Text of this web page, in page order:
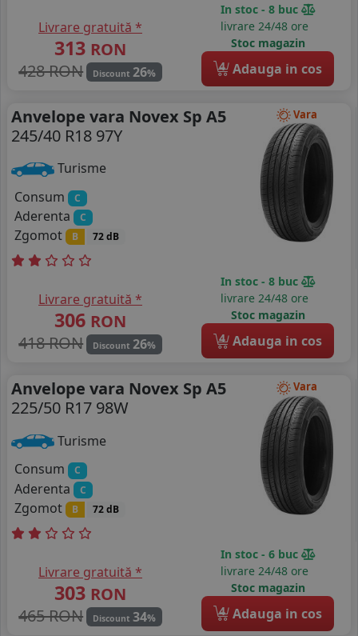
Livrare gratuită *
313 RON
428 RON
Discount 26%
In stoc - 8 buc
livrare 24/48 ore
Stoc magazin
4 Adauga in cos
Vara
Anvelope vara Novex Sp A5
245/40 R18 97Y
Turisme
Consum
C
Aderenta C
Zgomot B 72 dB
Livrare gratuită *
306 RON
418 RON
Discount 26%
In stoc - 8 buc
livrare 24/48 ore
Stoc magazin
4 Adauga in cos
Vara
Anvelope vara Novex Sp A5
225/50 R17 98W
Turisme
Consum
C
Aderenta C
Zgomot B 72 dB
Livrare gratuită *
303 RON
465 RON
Discount 34%
In stoc - 6 buc
livrare 24/48 ore
Stoc magazin
4 Adauga in cos